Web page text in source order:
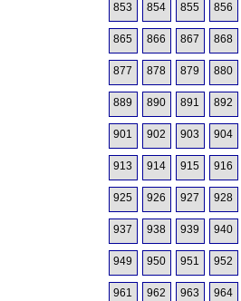
853 854 855 856
865 866 867 868
877 878 879 880
889 890 891 892
901 902 903 904
913 914 915 916
925 926 927 928
937 938 939 940
949 950 951 952
961 962 963 964